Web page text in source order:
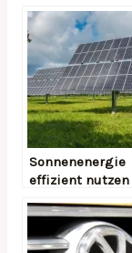
Sonnenenergie
effizient nutzen